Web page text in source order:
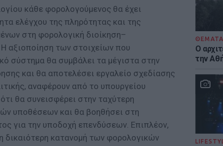
ΘΕΜΑΤΑ
Ο
την
κάθε φορολογούμενος θα έχει
ελέγχου της πληρότητας και της
στη φορολογική διοίκηση–
αξιοποίηση των στοιχείων που
σύστημα θα συμβάλει τα μέγιστα στην
και θα αποτελέσει εργαλείο σχεδίασης
αναφέρουν από το υπουργείου
θα συνεισφέρει στην ταχύτερη
υποθέσεων και θα βοηθήσει στη
για την υποδοχή επενδύσεων. Επιπλέον,
δικαιότερη κατανομή των φορολογικών